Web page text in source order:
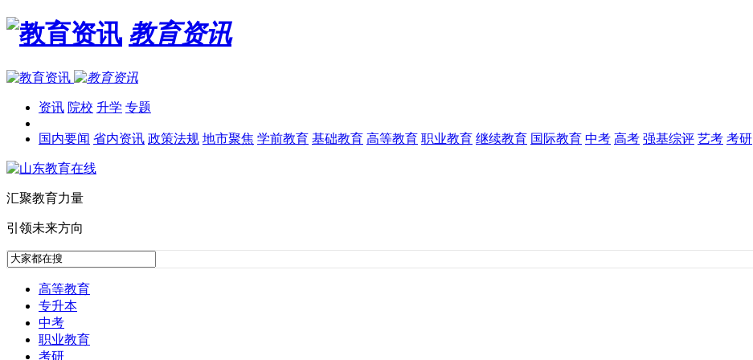
教育资讯
资讯 院校 升学 专题
国内要闻 省内资讯 政策法规 地市聚焦 学前教育 基础教育 高等教育 职业教育 继续教育 国际教育 中考 高考 强基综评 艺考 考研
汇聚教育力量
引领未来方向
高等教育
专升本
中考
职业教育
考研